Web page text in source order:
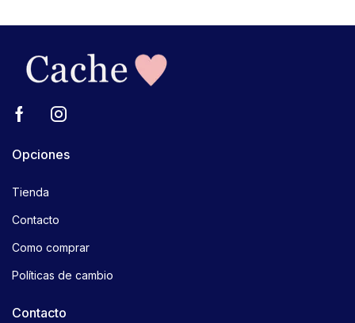
Opciones
Tienda
Contacto
Como comprar
Políticas de cambio
Contacto